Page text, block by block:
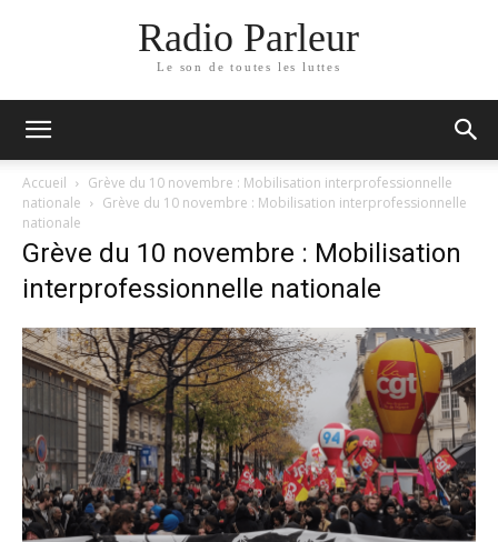
Radio Parleur
Le son de toutes les luttes
Accueil
Grève du 10 novembre : Mobilisation interprofessionnelle
nationale
Grève du 10 novembre : Mobilisation interprofessionnelle
nationale
Grève du 10 novembre : Mobilisation
interprofessionnelle nationale